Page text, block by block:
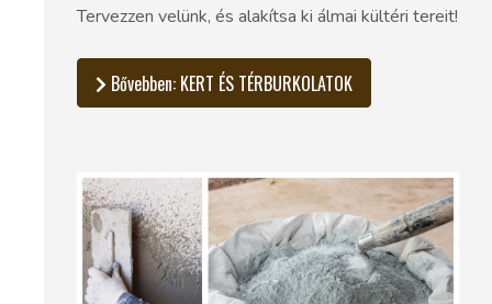
Tervezzen velünk, és alakítsa ki álmai kültéri tereit!
Bővebben: KERT ÉS TÉRBURKOLATOK